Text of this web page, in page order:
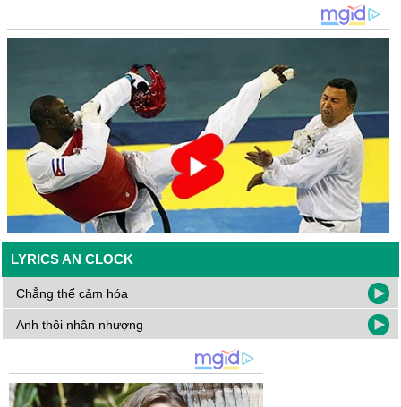
LYRICS AN CLOCK
Chẳng thể cảm hóa
Anh thôi nhân nhượng